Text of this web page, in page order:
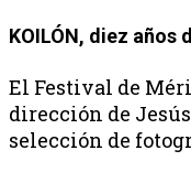
KOILÓN, diez años
El Festival de
dirección de
selección de